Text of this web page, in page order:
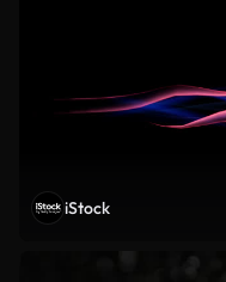
iStock